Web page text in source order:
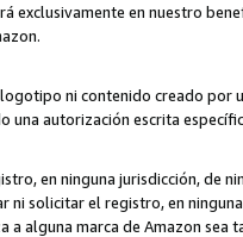
exclusivamente en nuestro
ni contenido creado por
una autorización escrita
en ninguna jurisdicción, de
solicitar el registro, en
a alguna marca de Amazon